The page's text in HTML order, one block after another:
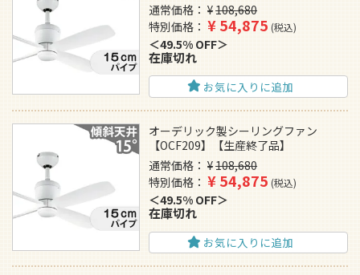
通常価格
¥108,680
特別価格
¥54,875 税込
49.5% OFF
在庫切れ
お気に入りに追加
オーデリック製シーリングファン
【OCF209】【生産終了品】
通常価格
¥108,680
特別価格
¥54,875 税込
49.5% OFF
在庫切れ
お気に入りに追加